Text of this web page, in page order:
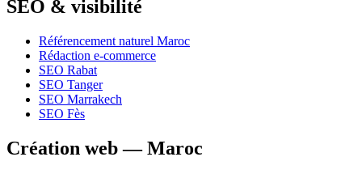
SEO & visibilité
Référencement naturel Maroc
Rédaction e-commerce
SEO Rabat
SEO Tanger
SEO Marrakech
SEO Fès
Création web — Maroc